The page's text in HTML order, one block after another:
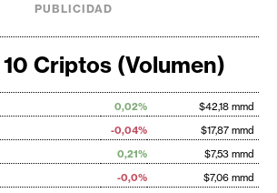
PUBLICIDAD
Criptos (Volumen)
0,02%
$42,18 mmd
-0,04%
$17,87 mmd
0,21%
$7,53 mmd
-0,0%
$7,06 mmd